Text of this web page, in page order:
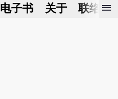
电子书 关于 联络我
menu